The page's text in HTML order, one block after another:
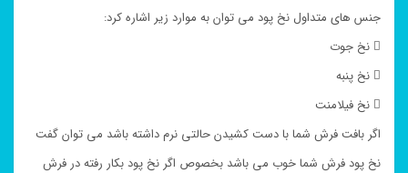
جنس های متداول نخ پود می توان به موارد زیر اشاره کرد:
 نخ جوت
 نخ پنبه
 نخ فیلامنت
اگر بافت فرش شما با دست کشیدن حالتی نرم داشته باشد می توان گفت
نخ پود فرش شما خوب می باشد بخصوص اگر نخ پود بکار رفته در فرش